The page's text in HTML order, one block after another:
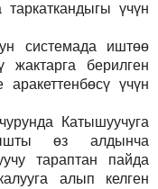
таркаткандыгы үчүн
системада иштөө
жактарга берилген
аракеттенбөсү үчүн
Катышуучуга
өз алдынча
тараптан пайда
алып келген